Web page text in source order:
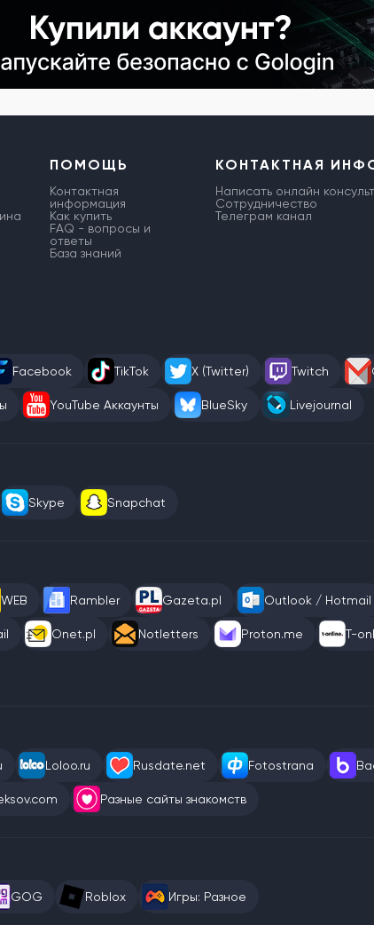
ПОМОЩЬ
Контактная
информация
Как купить
FAQ - вопросы и
ответы
База знаний
КОНТАКТНАЯ
Написать онлайн
Сотрудничество
Телеграм канал
Facebook TikTok X (Twitter) Twitch
YouTube Аккаунты BlueSky Livejournal
Skype Snapchat
WEB Rambler Gazeta.pl Outlook / Hotmail
Onet.pl Notletters Proton.me T-
Loloo.ru Rusdate.net Fotostrana
Разные сайты знакомств
GOG Roblox Игры: Разное